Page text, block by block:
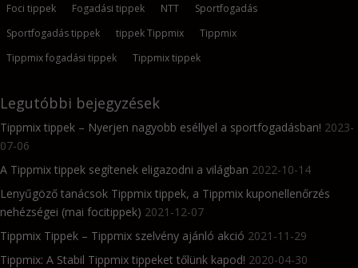
Foci tippek Fogadási tippek NTT
Sportfogadás
Sportfogadás tippek
tippek Tippmix
Tippmix
Tippmix fogadási tippek
Tippmix tippek
Legutóbbi bejegyzések
Tippmix tippek – Nyerjen nagyobb eséllyel a sportfogadásban! 2023-
07-06
A Tippmix tippek segítenek eligazodni a világban 2022-10-14
Lenyűgöző tanácsok Tippmix tippek, a Tippmix kuponellenőrzés
nehézségei (mai focitippek) 2021-12-07
Tippmix Tippek – Tippmix szelvény ajánló akció 2021-11-29
Tippmix: A Stabil Tippmix tippeket tőlünk kapod! 2020-04-30